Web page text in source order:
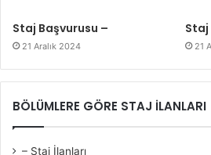
Staj Başvurusu –
21 Aralık 2024
Staj
21
BÖLÜMLERE GÖRE STAJ İLANLARI
– Staj İlanları